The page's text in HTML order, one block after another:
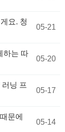
요. 청
05-21
하는 따
05-20
닝 프
05-17
문에
05-14